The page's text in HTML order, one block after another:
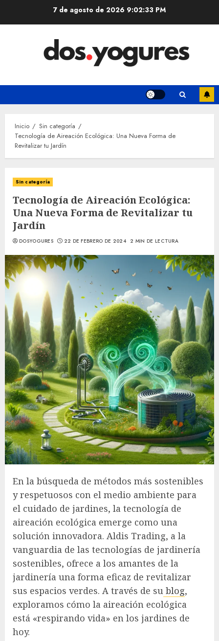
7 de agosto de 2026 9:02:33 PM
Inicio
Sin categoría
Tecnología de Aireación Ecológica: Una Nueva Forma de
Revitalizar tu Jardín
Sin categoría
Tecnología de Aireación Ecológica:
Una Nueva Forma de Revitalizar tu
Jardín
DOSYOGURES 22 DE FEBRERO DE 2024 2 MIN DE LECTURA
En la búsqueda de métodos más sostenibles
y respetuosos con el medio ambiente para
el cuidado de jardines, la tecnología de
aireación ecológica emerge como una
solución innovadora. Aldis Trading, a la
vanguardia de las tecnologías de jardinería
sostenibles, ofrece a los amantes de la
jardinería una forma eficaz de revitalizar
sus espacios verdes. A través de su blog,
exploramos cómo la aireación ecológica
está «respirando vida» en los jardines de
hoy.